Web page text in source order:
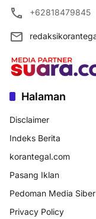
+62818479845
Halaman
Disclaimer
Indeks Berita
korantegal.com
Pasang Iklan
Pedoman Media Siber
Privacy Policy